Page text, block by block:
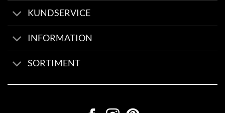
KUNDSERVICE
INFORMATION
SORTIMENT